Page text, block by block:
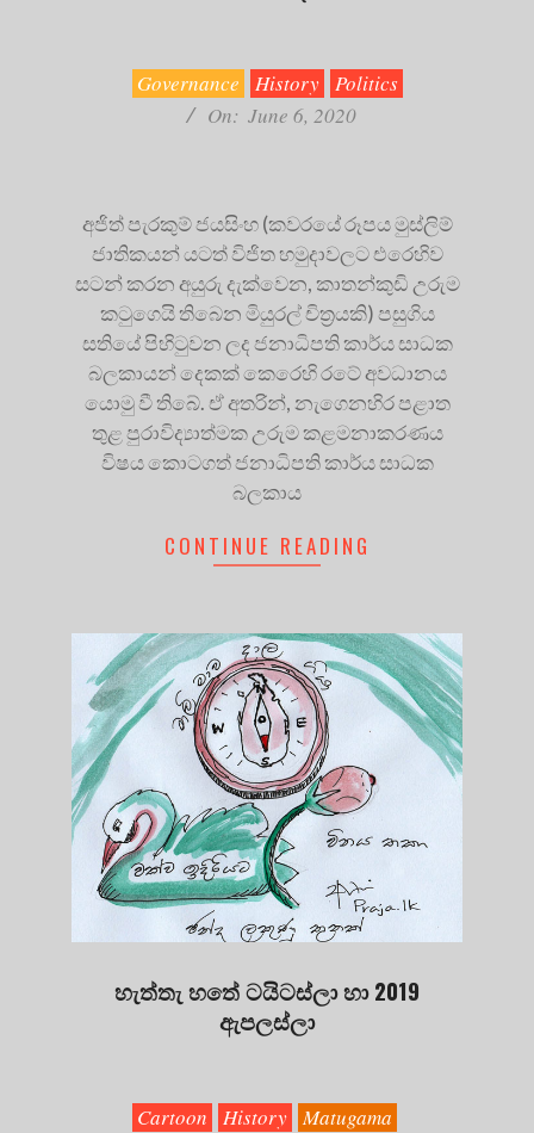
Governance History
Politics
On: June 6, 2020
අජිත් පැරකුම් ජයසිංහ (කවරයේ රූපය මුස්ලිම්
ජාතිකයන් යටත් විජිත හමුදාවලට එරෙහිව
සටන් කරන අයුරු දැක්වෙන, කාතන්කුඩි උරුම
කටුගෙයි තිබෙන මියුරල් චිත්‍රයකි) පසුගිය
සතියේ පිහිටුවන ලද ජනාධිපති කාර්ය සාධක
බලකායන් දෙකක් කෙරෙහි රටේ අවධානය
යොමු වී තිබේ. ඒ අතරින්, නැගෙනහිර පළාත
තුළ පුරාවිද්‍යාත්මක උරුම කළමනාකරණය
විෂය කොටගත් ජනාධිපති කාර්ය සාධක
බලකාය
CONTINUE READING
හැත්තැ හතේ ටයිටස්ලා හා 2019
ඇපලස්ලා
Cartoon History Matugama